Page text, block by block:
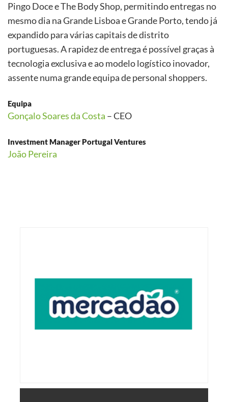
Pingo Doce e The Body Shop, permitindo entregas no
mesmo dia na Grande Lisboa e Grande Porto, tendo já
expandido para várias capitais de distrito
portuguesas. A rapidez de entrega é possível graças à
tecnologia exclusiva e ao modelo logístico inovador,
assente numa grande equipa de personal shoppers.
Equipa
Gonçalo Soares da Costa – CEO
Investment Manager Portugal Ventures
João Pereira